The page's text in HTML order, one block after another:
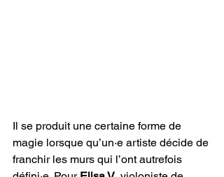
Il se produit une certaine forme de
magie lorsque qu’un·e artiste décide de
franchir les murs qui l’ont autrefois